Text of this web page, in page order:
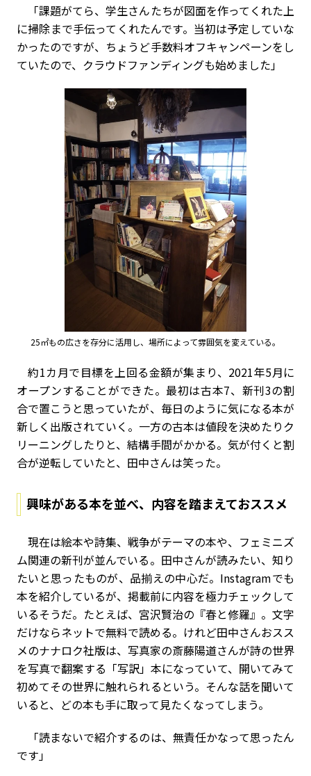
「課題がてら、学生さんたちが図面を作ってくれた上
に掃除まで手伝ってくれたんです。当初は予定していな
かったのですが、ちょうど手数料オフキャンペーンをし
ていたので、クラウドファンディングも始めました」
25㎡もの広さを存分に活用し、場所によって雰囲気を変えている。
約1カ月で目標を上回る金額が集まり、2021年5月に
オープンすることができた。最初は古本7、新刊3の割
合で置こうと思っていたが、毎日のように気になる本が
新しく出版されていく。一方の古本は値段を決めたりク
リーニングしたりと、結構手間がかかる。気が付くと割
合が逆転していたと、田中さんは笑った。
興味がある本を並べ、内容を踏まえておススメ
現在は絵本や詩集、戦争がテーマの本や、フェミニズ
ム関連の新刊が並んでいる。田中さんが読みたい、知り
たいと思ったものが、品揃えの中心だ。Instagramでも
本を紹介しているが、掲載前に内容を極力チェックして
いるそうだ。たとえば、宮沢賢治の『春と修羅』。文字
だけならネットで無料で読める。けれど田中さんおスス
メのナナロク社版は、写真家の斎藤陽道さんが詩の世界
を写真で翻案する「写訳」本になっていて、開いてみて
初めてその世界に触れられるという。そんな話を聞いて
いると、どの本も手に取って見たくなってしまう。
「読まないで紹介するのは、無責任かなって思ったん
です」